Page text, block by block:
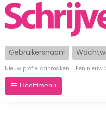
Gebruikersnaam
Nieuw profiel aanmaken Een nieuw
Hoofdmenu